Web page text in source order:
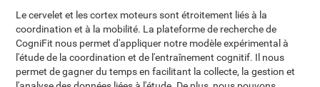
Le cervelet et les cortex moteurs sont étroitement liés à la
coordination et à la mobilité. La plateforme de recherche de
CogniFit nous permet d'appliquer notre modèle expérimental à
l'étude de la coordination et de l'entraînement cognitif. Il nous
permet de gagner du temps en facilitant la collecte, la gestion et